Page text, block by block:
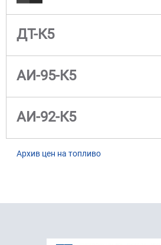
ДТ-К5
АИ-95-К5
АИ-92-К5
Архив цен на топливо